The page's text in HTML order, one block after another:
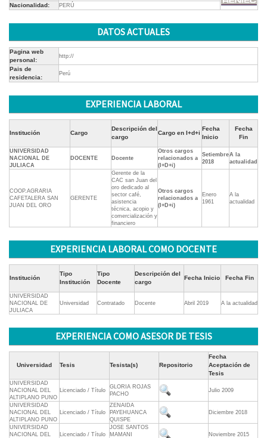
Nacionalidad: PERÚ
DATOS ACTUALES
Pagina web
personal:
http://
Pais de
residencia:
Perú
EXPERIENCIA LABORAL
Institución Cargo
Descripción del
cargo
Cargo en I+d+i
Fecha
Inicio
Fecha
Fin
UNIVERSIDAD
NACIONAL DE
JULIACA
DOCENTE Docente
Otros cargos
relacionados a
(I+D+i)
Setiembre
2018
A la
actualidad
COOP.AGRARIA
CAFETALERA SAN
JUAN DEL ORO
GERENTE
Gerente de la
CAC san Juan del
oro dedicado al
sector café,
asistencia
técnica, acopio y
comercialización y
financiero
Otros cargos
relacionados a
(I+D+i)
Enero
1961
A la
actualidad
EXPERIENCIA LABORAL COMO DOCENTE
Institución
Tipo
Institución
Tipo
Docente
Descripción del
cargo
Fecha Inicio Fecha Fin
UNIVERSIDAD
NACIONAL DE
JULIACA
Universidad Contratado Docente Abril 2019 A la actualidad
EXPERIENCIA COMO ASESOR DE TESIS
Universidad Tesis Tesista(s) Repositorio
Fecha
Aceptación de
Tesis
UNIVERSIDAD
NACIONAL DEL
ALTIPLANO PUNO
Licenciado / Título
GLORIA ROJAS
PACHO
Julio 2009
UNIVERSIDAD
NACIONAL DEL
ALTIPLANO PUNO
Licenciado / Título
ZENAIDA
PAYEHUANCA
QUISPE
Diciembre 2018
UNIVERSIDAD
NACIONAL DEL
Licenciado / Título
JOSE SANTOS
MAMANI
Noviembre 2015